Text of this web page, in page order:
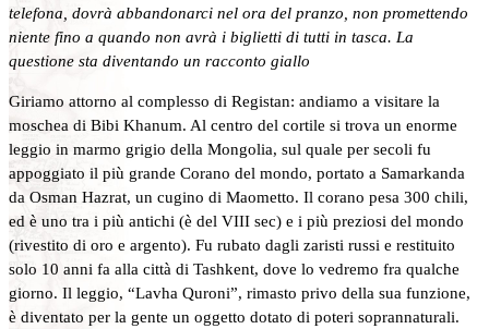
telefona, dovrà abbandonarci nel ora del pranzo, non promettendo
niente fino a quando non avrà i biglietti di tutti in tasca. La
questione sta diventando un racconto giallo
Giriamo attorno al complesso di Registan: andiamo a visitare la
moschea di Bibi Khanum. Al centro del cortile si trova un enorme
leggio in marmo grigio della Mongolia, sul quale per secoli fu
appoggiato il più grande Corano del mondo, portato a Samarkanda
da Osman Hazrat, un cugino di Maometto. Il corano pesa 300 chili,
ed è uno tra i più antichi (è del VIII sec) e i più preziosi del mondo
(rivestito di oro e argento). Fu rubato dagli zaristi russi e restituito
solo 10 anni fa alla città di Tashkent, dove lo vedremo fra qualche
giorno. Il leggio, “Lavha Quroni”, rimasto privo della sua funzione,
è diventato per la gente un oggetto dotato di poteri soprannaturali.